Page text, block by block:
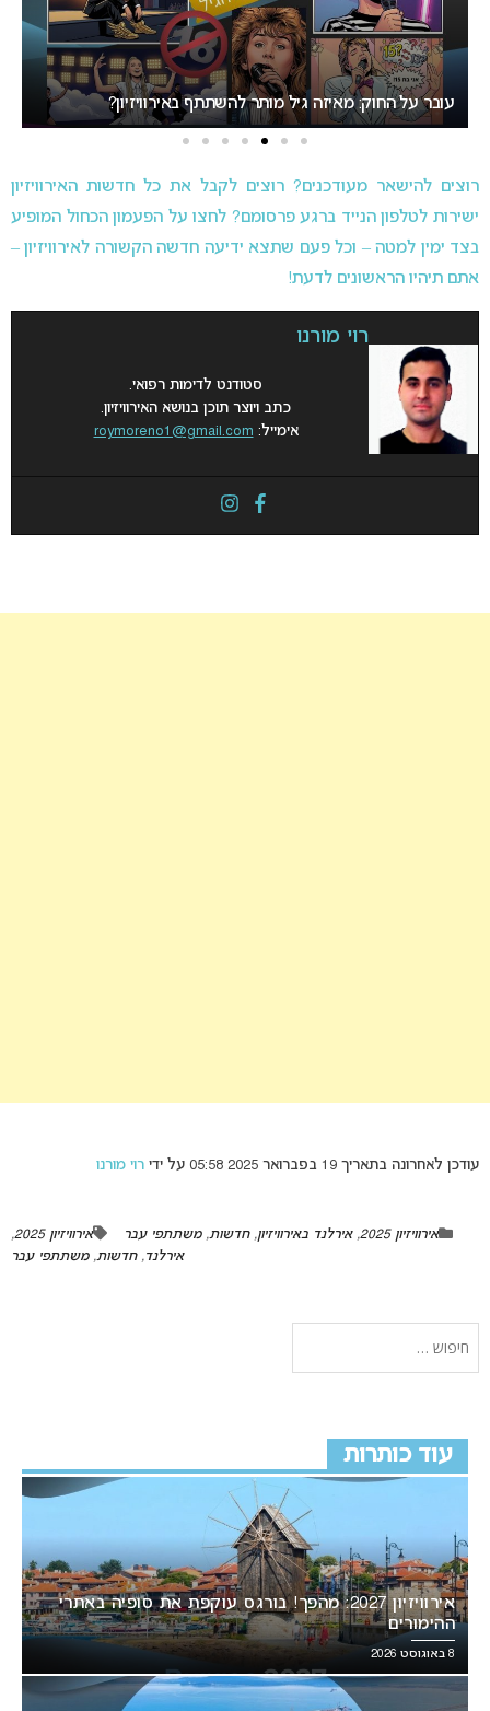
אירוויזיון 2027 בבולגריה: המחלוקת סביב העיר המארחת בנקודת
רתיחה
רוצים להישאר מעודכנים? רוצים לקבל את כל חדשות האירוויזיון
ישירות לטלפון הנייד ברגע פרסומם? לחצו על הפעמון הכחול המופיע
בצד ימין למטה – וכל פעם שתצא ידיעה חדשה הקשורה לאירוויזיון –
אתם תיהיו הראשונים לדעת!
רוי מורנו
סטודנט לדימות רפואי.
כתב ויוצר תוכן בנושא האירוויזיון.
אימייל: roymoreno1@gmail.com
עודכן לאחרונה בתאריך 19 בפברואר 2025 05:58 על ידי רוי מורנו
אירוויזיון 2025 ,אירלנד באירוויזיון,חדשות,משתתפי עבר אירוויזיון 2025
,
אירלנד,חדשות,משתתפי עבר
עוד כותרות
אירוויזיון 2027: מהפך! בורגס עוקפת את סופיה באתרי
ההימורים
8 באוגוסט 2026